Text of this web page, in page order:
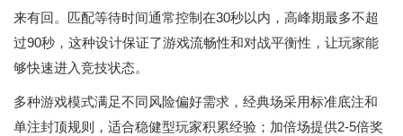
来有回。匹配等待时间通常控制在30秒以内，高峰期最多不超
过90秒，这种设计保证了游戏流畅性和对战平衡性，让玩家能
够快速进入竞技状态。
多种游戏模式满足不同风险偏好需求，经典场采用标准底注和
单注封顶规则，适合稳健型玩家积累经验；加倍场提供2-5倍奖